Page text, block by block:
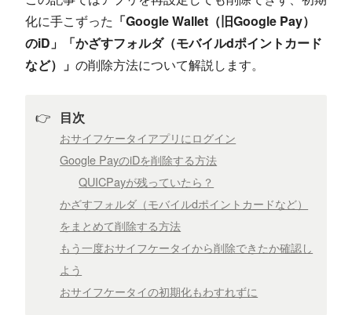
化に手こずった 「Google Wallet（旧Google Pay）
のiD」「かざすフォルダ（モバイルdポイントカード
など）」 の削除方法について解説します。
👉 目次
おサイフケータイアプリにログイン
Google PayのiDを削除する方法
QUICPayが残っていたら？
かざすフォルダ（モバイルdポイントカードなど）
をまとめて削除する方法
もう一度おサイフケータイから削除できたか確認し
よう
おサイフケータイの初期化もわすれずに